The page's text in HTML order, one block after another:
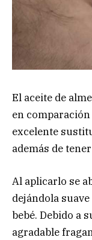
El aceite de
en
excelente
además de
Al aplicarlo se
dejándola
bebé. Debido a
agradable